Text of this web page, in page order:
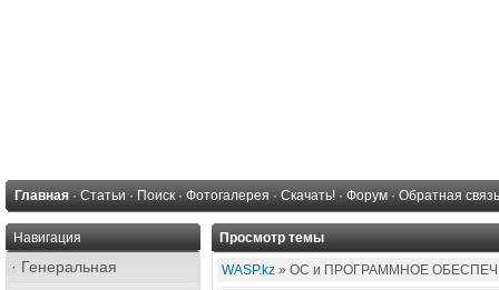
Главная · Статьи · Поиск · Фотогалерея · Скачать! · Форум · Обратная связь
Навигация
· Генеральная
Просмотр темы
WASP.kz » ОС и ПРОГРАММНОЕ